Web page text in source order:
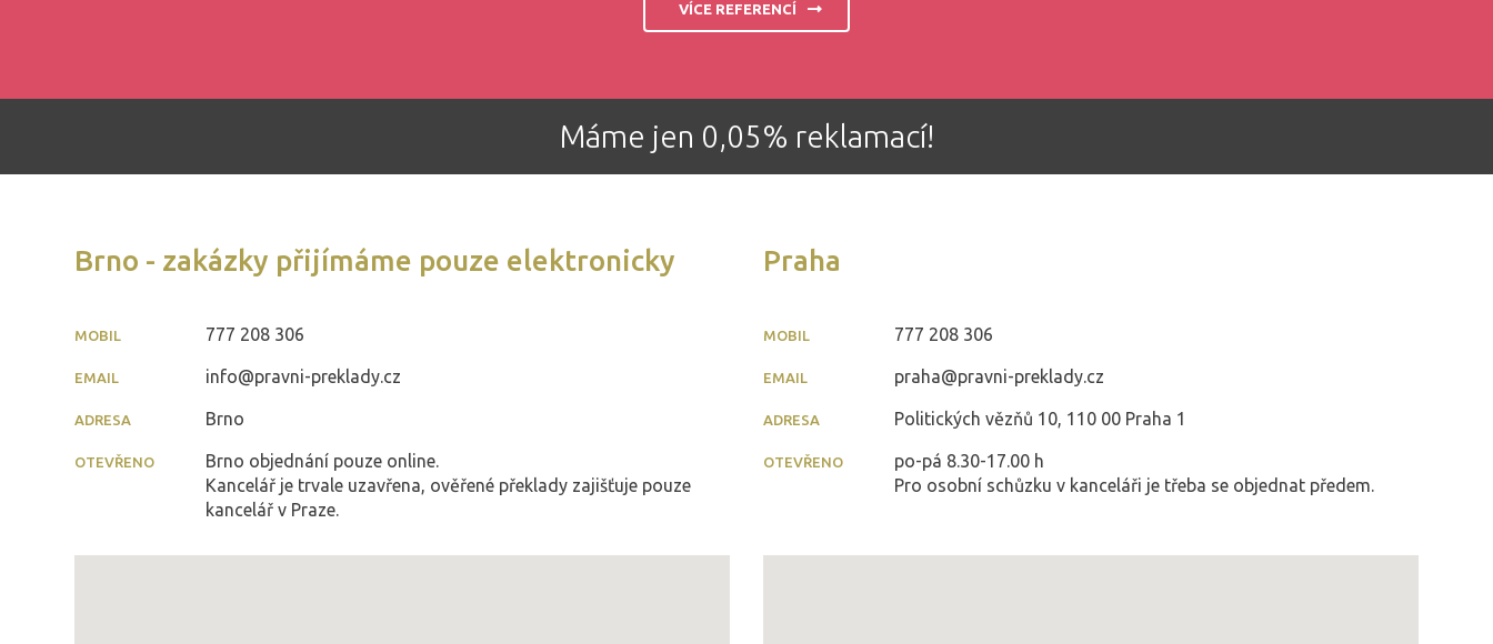
VÍCE REFERENCÍ
Máme jen 0,05% reklamací!
Brno - zakázky přijímáme pouze elektronicky
MOBIL 777 208 306
EMAIL info@pravni-preklady.cz
ADRESA Brno
OTEVŘENO
Brno objednání pouze online.
Kancelář je trvale uzavřena, ověřené překlady zajišťuje pouze
kancelář v Praze.
Praha
MOBIL 777 208 306
EMAIL praha@pravni-preklady.cz
ADRESA Politických vězňů 10, 110 00 Praha 1
OTEVŘENO
po-pá 8.30-17.00 h
Pro osobní schůzku v kanceláři je třeba se objednat předem.